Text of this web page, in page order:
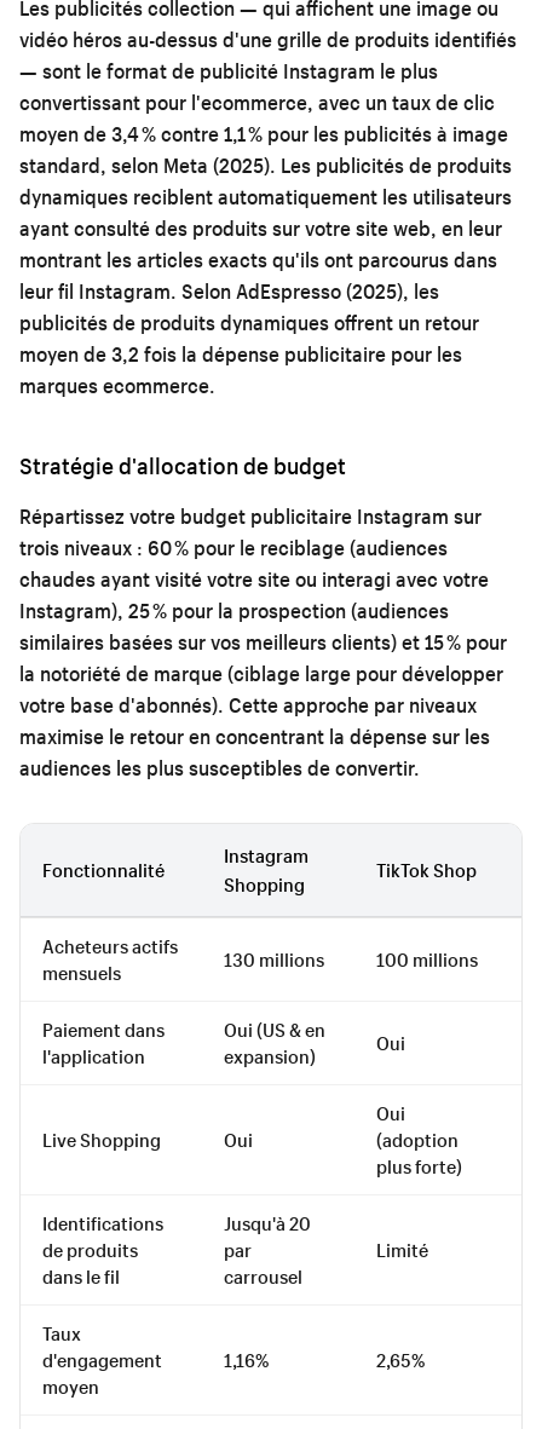
Les publicités collection — qui affichent une image ou
vidéo héros au-dessus d'une grille de produits identifiés
— sont le format de publicité Instagram le plus
convertissant pour l'ecommerce, avec un taux de clic
moyen de 3,4 % contre 1,1 % pour les publicités à image
standard, selon Meta (2025). Les publicités de produits
dynamiques reciblent automatiquement les utilisateurs
ayant consulté des produits sur votre site web, en leur
montrant les articles exacts qu'ils ont parcourus dans
leur fil Instagram. Selon AdEspresso (2025), les
publicités de produits dynamiques offrent un retour
moyen de 3,2 fois la dépense publicitaire pour les
marques ecommerce.
Stratégie d'allocation de budget
Répartissez votre budget publicitaire Instagram sur
trois niveaux : 60 % pour le reciblage (audiences
chaudes ayant visité votre site ou interagi avec votre
Instagram), 25 % pour la prospection (audiences
similaires basées sur vos meilleurs clients) et 15 % pour
la notoriété de marque (ciblage large pour développer
votre base d'abonnés). Cette approche par niveaux
maximise le retour en concentrant la dépense sur les
audiences les plus susceptibles de convertir.
Fonctionnalité
Instagram
Shopping
TikTok Shop
Acheteurs actifs
mensuels
130 millions 100 millions
Paiement dans
l'application
Oui (US & en
expansion)
Oui
Live Shopping Oui
Oui
(adoption
plus forte)
Identifications
de produits
dans le fil
Jusqu'à 20
par
carrousel
Limité
Taux
d'engagement
moyen
1,16% 2,65%